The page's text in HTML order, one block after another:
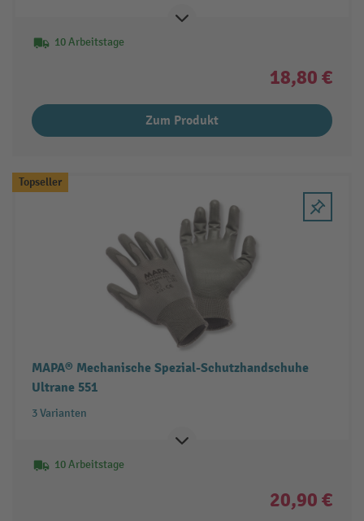
10 Arbeitstage
18,80 €
Zum Produkt
Topseller
MAPA® Mechanische Spezial-Schutzhandschuhe
Ultrane 551
3 Varianten
10 Arbeitstage
20,90 €